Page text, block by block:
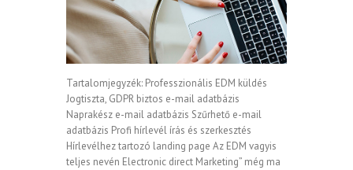
Tartalomjegyzék: Professzionális EDM küldés
Jogtiszta, GDPR biztos e-mail adatbázis
Naprakész e-mail adatbázis Szűrhető e-mail
adatbázis Profi hírlevél írás és szerkesztés
Hírlevélhez tartozó landing page Az EDM vagyis
teljes nevén Electronic direct Marketing” még ma